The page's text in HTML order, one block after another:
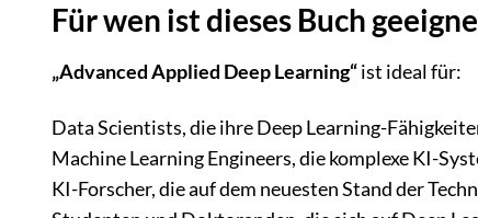
Für wen ist dieses Buch
„Advanced Applied Deep Learning“ist ideal für:
Data Scientists, die ihre Deep Learning-
Machine Learning Engineers, die komplexe KI-
KI-Forscher, die auf dem neuesten Stand der